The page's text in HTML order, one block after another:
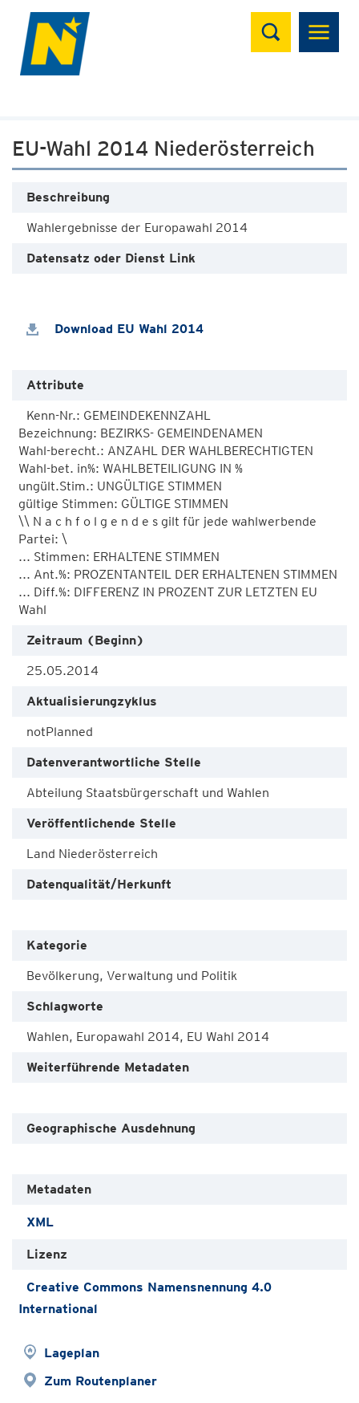
Suchen
EU-Wahl 2014 Niederösterreich
Beschreibung
Wahlergebnisse der Europawahl 2014
Datensatz oder Dienst Link
Download EU Wahl 2014
Attribute
Kenn-Nr.: GEMEINDEKENNZAHL
Bezeichnung: BEZIRKS- GEMEINDENAMEN
Wahl-berecht.: ANZAHL DER WAHLBERECHTIGTEN
Wahl-bet. in%: WAHLBETEILIGUNG IN %
ungült.Stim.: UNGÜLTIGE STIMMEN
gültige Stimmen: GÜLTIGE STIMMEN
\\ N a c h f o l g e n d e s gilt für jede wahlwerbende
Partei: \
... Stimmen: ERHALTENE STIMMEN
... Ant.%: PROZENTANTEIL DER ERHALTENEN STIMMEN
... Diff.%: DIFFERENZ IN PROZENT ZUR LETZTEN EU
Wahl
Zeitraum (Beginn)
25.05.2014
Aktualisierungzyklus
notPlanned
Datenverantwortliche Stelle
Abteilung Staatsbürgerschaft und Wahlen
Veröffentlichende Stelle
Land Niederösterreich
Datenqualität/Herkunft
Kategorie
Bevölkerung, Verwaltung und Politik
Schlagworte
Wahlen, Europawahl 2014, EU Wahl 2014
Weiterführende Metadaten
Geographische Ausdehnung
Metadaten
XML
Lizenz
Creative Commons Namensnennung 4.0
International
Lageplan
Zum Routenplaner